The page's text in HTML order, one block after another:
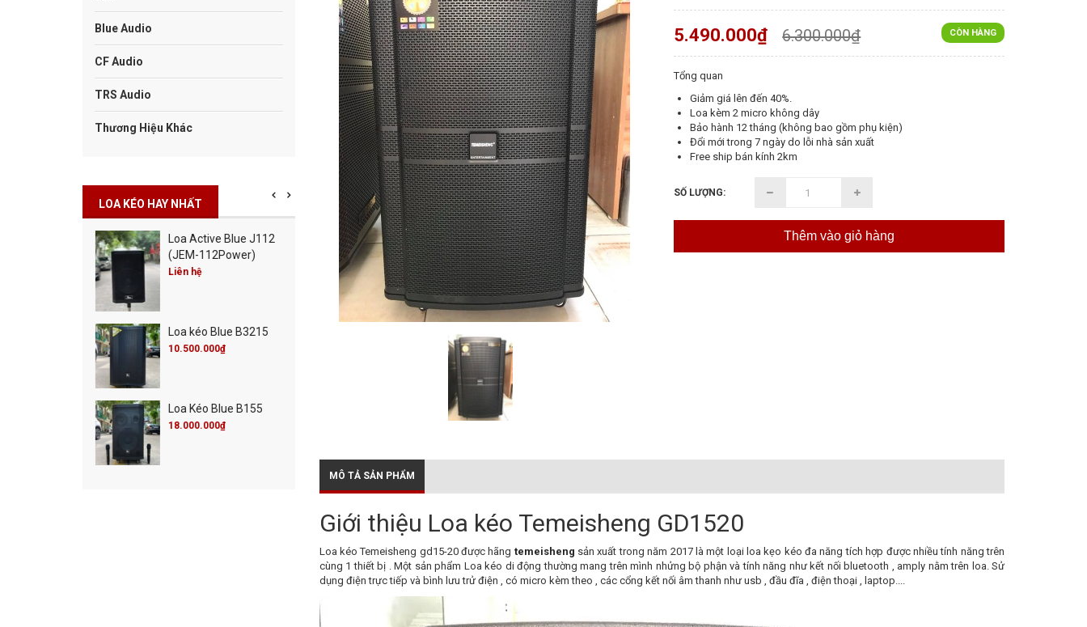
CÒN HÀNG
5.490.000₫ 6.300.000₫
Tổng quan
Giảm giá lên đến 40%.
Loa kèm 2 micro không dây
Bảo hành 12 tháng (không bao gồm phụ kiện)
Đổi mới trong 7 ngày do lỗi nhà sản xuất
Free ship bán kính 2km
SỐ LƯỢNG:
Thêm vào giỏ hàng
MÔ TẢ SẢN PHẨM
Giới thiệu Loa kéo Temeisheng GD1520
Loa kéo Temeisheng gd15-20 được hãng temeisheng sản xuất trong năm 2017 là một loại loa kẹo kéo đa năng tích hợp được nhiều tính năng trên
cùng 1 thiết bị . Một sản phẩm Loa kéo di động thường mang trên mình nhửng bộ phận và tính năng như kết nối bluetooth , amply nằm trên loa. Sử
dụng điện trực tiếp và bình lưu trử điện , có micro kèm theo , các cổng kết nối âm thanh như usb , đầu đĩa , điện thoại , laptop....
Blue Audio
CF Audio
TRS Audio
Thương Hiệu Khác
LOA KÉO HAY NHẤT
Loa Active Blue J112
(JEM-112Power)
Liên hệ
Loa kéo Blue B3215
10.500.000₫
Loa Kéo Blue B155
18.000.000₫